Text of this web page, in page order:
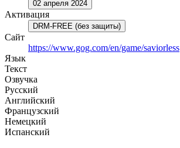
02 апреля 2024
Активация
DRM-FREE (без защиты)
Сайт
https://www.gog.com/en/game/saviorless
Язык
Текст
Озвучка
Русский
Английский
Французский
Немецкий
Испанский